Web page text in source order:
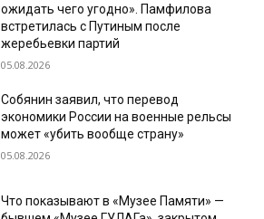
ожидать чего угодно». Памфилова
встретилась с Путиным после
жеребьевки партий
05.08.2026
Собянин заявил, что перевод
экономики России на военные рельсы
может «убить вообще страну»
05.08.2026
Что показывают в «Музее Памяти» —